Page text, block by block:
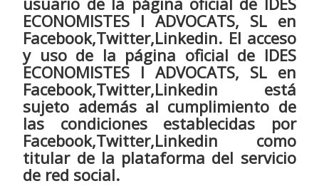
ECONOMISTES I ADVOCATS, SL en
Facebook,Twitter,Linkedin. El acceso
y uso de la página oficial de IDES
ECONOMISTES I ADVOCATS, SL en
Facebook,Twitter,Linkedin está
sujeto además al cumplimiento de
las condiciones establecidas por
Facebook,Twitter,Linkedin como
titular de la plataforma del servicio
de red social.